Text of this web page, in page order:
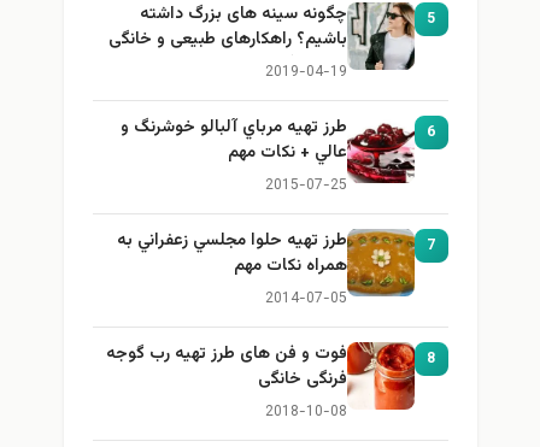
چگونه سینه های بزرگ داشته
باشیم؟ راهکارهای طبیعی و خانگی
برای بزرگ کردن سینه
2019-04-19
طرز تهيه مرباي آلبالو خوشرنگ و
عالي + نكات مهم
2015-07-25
طرز تهيه حلوا مجلسي زعفراني به
همراه نكات مهم
2014-07-05
فوت و فن های طرز تهیه رب گوجه
فرنگی خانگی
2018-10-08